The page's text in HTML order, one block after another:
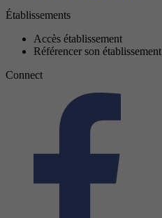
Établissements
Accès établissement
Référencer son établissement
Connect